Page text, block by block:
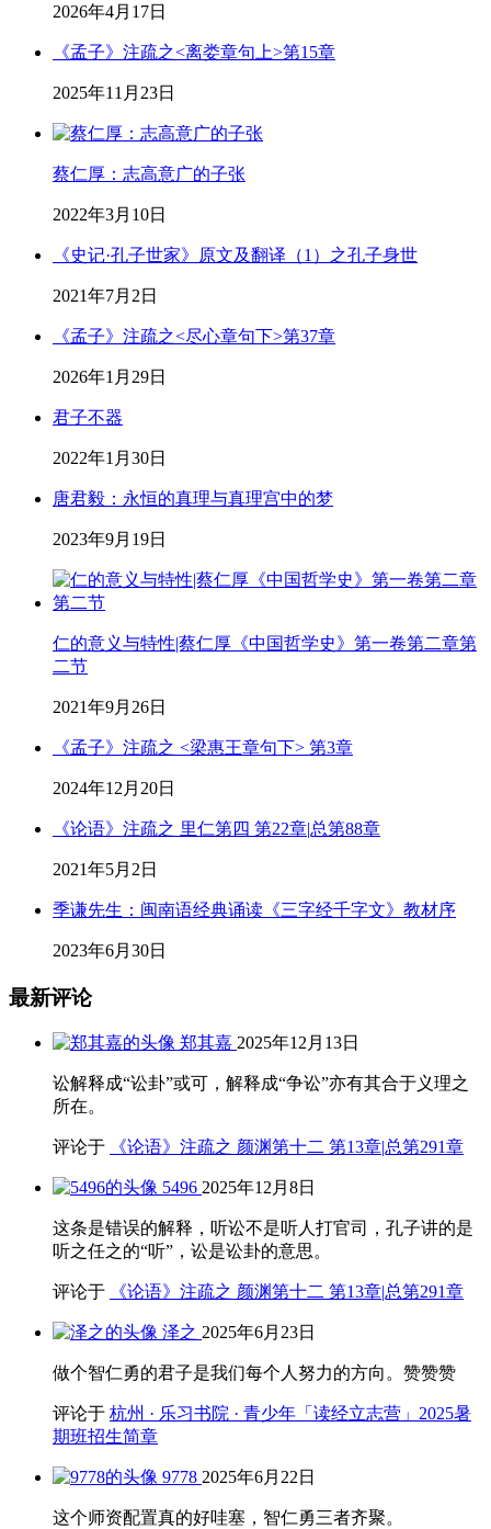
2026年4月17日
《孟子》注疏之<离娄章句上>第15章
2025年11月23日
蔡仁厚：志高意广的子张
2022年3月10日
《史记·孔子世家》原文及翻译（1）之孔子身世
2021年7月2日
《孟子》注疏之<尽心章句下>第37章
2026年1月29日
君子不器
2022年1月30日
唐君毅：永恒的真理与真理宫中的梦
2023年9月19日
仁的意义与特性|蔡仁厚《中国哲学史》第一卷第二章第
二节
2021年9月26日
《孟子》注疏之 <梁惠王章句下> 第3章
2024年12月20日
《论语》注疏之 里仁第四 第22章|总第88章
2021年5月2日
季谦先生：闽南语经典诵读《三字经千字文》教材序
2023年6月30日
最新评论
郑其嘉 2025年12月13日
讼解释成“讼卦”或可，解释成“争讼”亦有其合于义理之
所在。
评论于 《论语》注疏之 颜渊第十二 第13章|总第291章
5496 2025年12月8日
这条是错误的解释，听讼不是听人打官司，孔子讲的是
听之任之的“听”，讼是讼卦的意思。
评论于 《论语》注疏之 颜渊第十二 第13章|总第291章
泽之 2025年6月23日
做个智仁勇的君子是我们每个人努力的方向。赞赞赞
评论于 杭州 · 乐习书院 · 青少年「读经立志营」2025暑
期班招生简章
9778 2025年6月22日
这个师资配置真的好哇塞，智仁勇三者齐聚。